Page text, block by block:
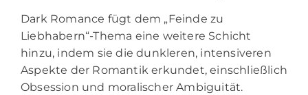
Dark Romance fügt dem „Feinde zu
Liebhabern“-Thema eine weitere Schicht
hinzu, indem sie die dunkleren, intensiveren
Aspekte der Romantik erkundet, einschließlich
Obsession und moralischer Ambiguität.